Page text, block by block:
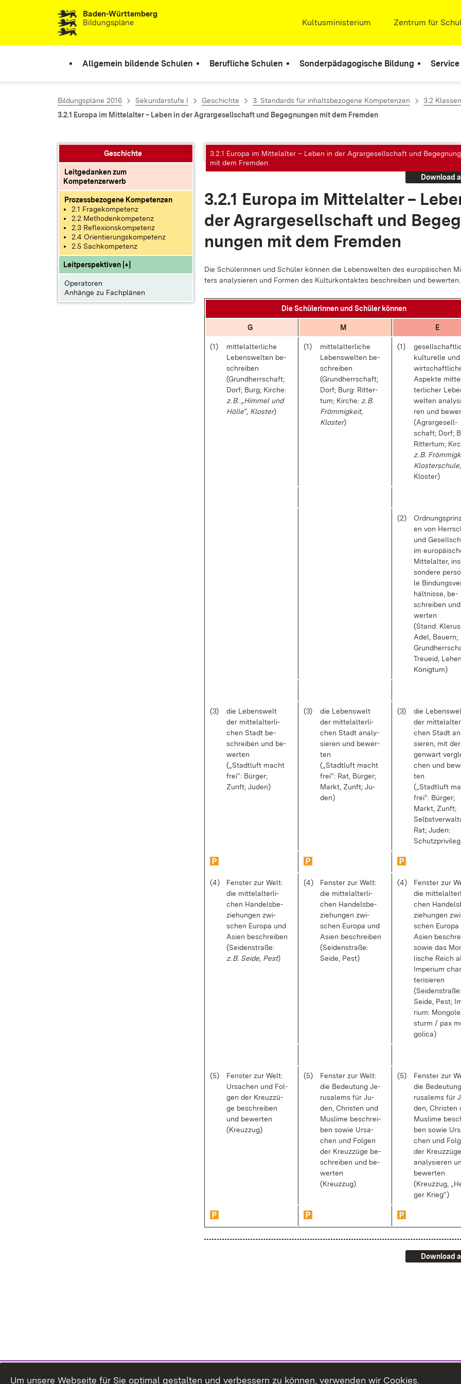
Zum Inhalt springenBaden-Württemberg
Bildungspläne
Extern:
Kultusministerium (Öffnet in neuem
Extern:
Zentrum für
Allgemein bildende Schulen Berufliche Schulen Sonderpädagogische Bildung Service
Bildungspläne 2016 Sekundarstufe I Geschichte 3. Standards für inhaltsbezogene Kompetenzen
3.2
3.2.1 Europa im Mittelalter – Leben in der Agrargesellschaft und Begegnungen mit dem Fremden
Geschichte
Leitgedanken zum
Kompetenzerwerb
Prozessbezogene Kompetenzen
2.1 Fragekompetenz
2.2 Methodenkompetenz
2.3 Reflexionskompetenz
2.4 Orientierungskompetenz
2.5 Sachkompetenz
Leitperspektiven [+]
Operatoren
Anhänge zu Fachplänen
3.2.1 Europa im Mittelalter – Leben in der Agrargesellschaft und
mit dem Fremden
Download
3.2.1 Eu­ro­pa im Mit­tel­al­ter –
der Agrar­ge­sell­schaft und
nun­gen mit dem Frem­den
Die Schü­le­rin­nen und Schü­ler kön­nen die Le­bens­wel­ten des eu­ro­päi­schen
ters ana­ly­sie­ren und For­men des Kul­tur­kon­tak­tes be­schrei­ben und be­wer­ten.
Die Schü­le­rin­nen und Schü­ler kön­nen
G M E
(1)
mit­tel­al­ter­li­che
Le­bens­wel­ten be­
schrei­ben
(Grund­herr­schaft;
Dorf; Burg; Kir­che:
z. B. „Him­mel und
Höl­le“, Klos­ter)
(1)
mit­tel­al­ter­li­che
Le­bens­wel­ten be­
schrei­ben
(Grund­herr­schaft;
Dorf; Burg: Rit­ter­
tum; Kir­che: z. B.
Fröm­mig­keit,
Klos­ter)
(1)
kul­tu­rel­le und
As­pek­te
ter­li­cher
wel­ten
ren und
(Agrar­ge­sell­
schaft; Dorf;
Rit­ter­tum;
z. B.
Klos­ter­schu­le
Klos­ter)
(2)
en von
und
im
Mit­tel­al­ter,
son­de­re
le
hält­nis­se, be­
schrei­ben
wer­ten
(Stand: Kle­rus,
Adel, Bau­ern;
Treu­eid,
Kö­nig­tum)
(3)
die Le­bens­welt
der mit­tel­al­ter­li­
chen Stadt be­
schrei­ben und be­
wer­ten
(„Stadt­luft macht
frei“: Bür­ger;
Zunft; Ju­den)
(3)
die Le­bens­welt
der mit­tel­al­ter­li­
chen Stadt ana­ly­
sie­ren und be­wer­
ten
(„Stadt­luft macht
frei“: Rat, Bür­ger;
Markt, Zunft; Ju­
den)
(3)
die
der
chen Stadt
sie­ren, mit
gen­wart
chen und
ten
(„Stadt­luft
frei“: Bür­ger;
Markt, Zunft;
Rat; Ju­den:
(4)
Fens­ter zur Welt:
die mit­tel­al­ter­li­
chen Han­dels­be­
zie­hun­gen zwi­
schen Eu­ro­pa und
Asi­en be­schrei­ben
(Sei­den­stra­ße:
z. B. Sei­de, Pest)
(4)
Fens­ter zur Welt:
die mit­tel­al­ter­li­
chen Han­dels­be­
zie­hun­gen zwi­
schen Eu­ro­pa und
Asi­en be­schrei­ben
(Sei­den­stra­ße:
Sei­de, Pest)
(4)
Fens­ter zur
die
chen
zie­hun­gen
schen Eu­ro­pa
Asi­en
so­wie das
li­sche Reich
Im­pe­ri­um
te­ri­sie­ren
(Sei­den­stra­ße:
Sei­de, Pest;
ri­um:
sturm / pax
go­li­ca)
(5)
Fens­ter zur Welt:
Ur­sa­chen und Fol­
gen der Kreuz­zü­
ge be­schrei­ben
und be­wer­ten
(Kreuz­zug)
(5)
Fens­ter zur Welt:
die Be­deu­tung Je­
ru­sa­lems für Ju­
den, Chris­ten und
Mus­li­me be­schrei­
ben so­wie Ur­sa­
chen und Fol­gen
der Kreuz­zü­ge be­
schrei­ben und be­
wer­ten
(Kreuz­zug)
(5)
Fens­ter zur
die
ru­sa­lems für
den, Chris­ten
Mus­li­me
ben so­wie
chen und
der Kreuz­zü­ge
ana­ly­sie­ren
be­wer­ten
(Kreuz­zug,
ger Krieg“)
Download
Um unsere Webseite für Sie optimal gestalten und verbessern zu können, verwenden wir Cookies.